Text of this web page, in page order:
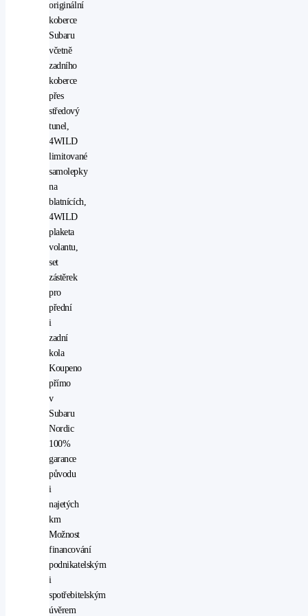
originální
koberce
Subaru
včetně
zadního
koberce
přes
středový
tunel,
4WILD
limitované
samolepky
na
blatnících,
4WILD
plaketa
volantu,
set
zástěrek
pro
přední
i
zadní
kola
Koupeno
přímo
v
Subaru
Nordic
100%
garance
původu
i
najetých
km
Možnost
financování
podnikatelským
i
spotřebitelským
úvěrem